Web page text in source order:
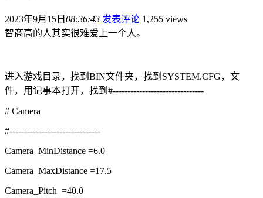
2023年9月15日 08:36:43 发表评论 1,255 views
智商高的人其实很难爱上一个人。
进入游戏目录，找到BIN文件夹，找到SYSTEM.CFG，文
件，用记事本打开，找到#-------------------------------
# Camera
#-------------------------------
Camera_MinDistance =6.0
Camera_MaxDistance =17.5
Camera_Pitch =40.0